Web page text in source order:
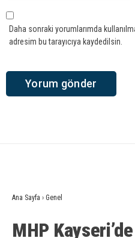
Daha sonraki yorumlarımda
adresim bu tarayıcıya kaydedilsin.
Ana Sayfa › Genel
MHP